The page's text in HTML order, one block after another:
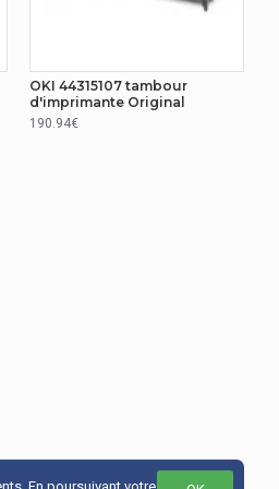
OKI 44315107 tambour
d'imprimante Original
190.94€